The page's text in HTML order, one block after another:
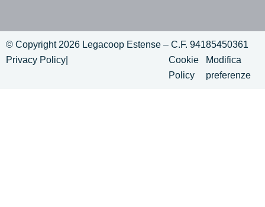
© Copyright 2026 Legacoop Estense – C.F. 94185450361
Privacy Policy
Cookie
Policy
Modifica
preferenze